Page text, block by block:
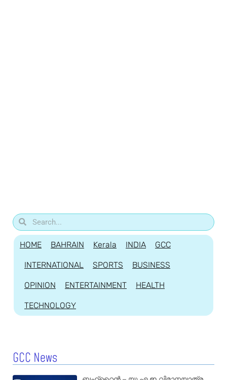
HOME BAHRAIN Kerala INDIA GCC
INTERNATIONAL SPORTS BUSINESS
OPINION ENTERTAINMENT HEALTH
TECHNOLOGY
GCC News